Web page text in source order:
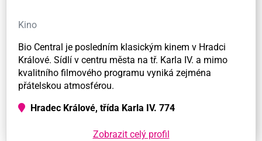
Kino
Bio Central je posledním klasickým kinem v Hradci
Králové. Sídlí v centru města na tř. Karla IV. a mimo
kvalitního filmového programu vyniká zejména
přátelskou atmosférou.
Hradec Králové, třída Karla IV. 774
Zobrazit celý profil